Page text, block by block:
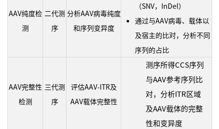
AAV纯度检
测
二代测
序
分析AAV病毒纯度
和序列变异度
（SNV，InDel）
通过与AAV病毒、载体以
及宿主的比对，分析不同
序列的占比
AAV完整性
检测
三代测
序
评估AAV-ITR及
AAV载体完整性
测序所得CCS序列
与AAV参考序列比
对，分析ITR区域
及AAV载体的完整
性和变异度